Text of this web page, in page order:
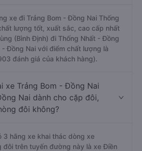
xe đi Trảng Bom - Đồng Nai Thống
lượng tốt, xuất sắc, cao cấp nhất
(Bình Định) đi Thống Nhất - Đồng
- Đồng Nai với điểm chất lượng là
đánh giá của khách hàng).
xe Trảng Bom - Đồng Nai
Nai dành cho cặp đôi,
đôi không?
3 hãng xe khai thác dòng xe
đôi trên tuyến đường này là xe Điền